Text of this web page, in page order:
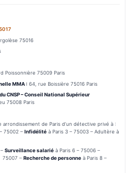
75016
Poissonnière 75009 Paris
MMA : 64, rue Boissière 75016 Paris
CNSP – Conseil National Supérieur
75008 Paris
arrondissement de Paris d’un détective privé à :
75002 – Infidélité à Paris 3 – 75003 – Adultère à
Surveillance salarié à Paris 6 – 75006 –
75007 – Recherche de personne à Paris 8 –